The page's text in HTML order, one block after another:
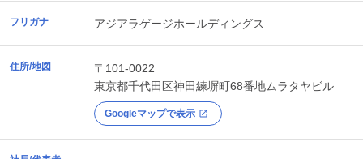
フリガナ アジアラゲージホールディングス
住所/地図
〒101-0022
東京都千代田区神田練塀町68番地ムラタヤビル
Googleマップで表示